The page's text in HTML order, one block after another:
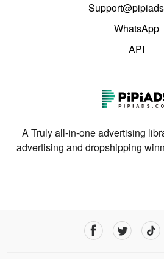
WhatsApp
API
A Truly all-in-one advertising
advertising and dropshipping